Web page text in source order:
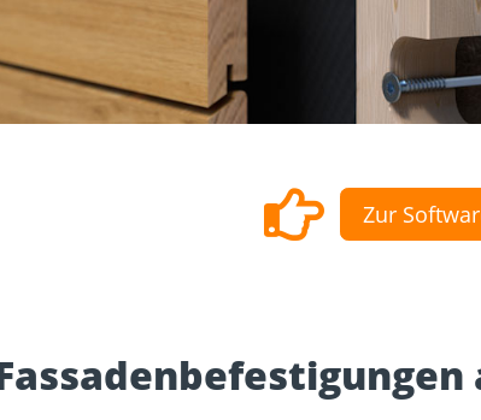
und
Mauerwerk Dach und Fassade
Schraubenfinder
Zur